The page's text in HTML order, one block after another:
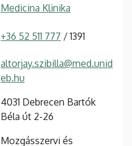
Medicina Klinika
+36 52 511 777 / 1391
altorjay.szibilla@med.unid
eb.hu
4031 Debrecen Bartók
Béla út 2-26
Mozgásszervi és